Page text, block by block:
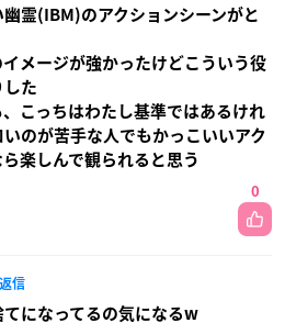
霊(IBM)のアクションシーンがと
イメージが強かったけどこういう役
した
こっちはわたし基準ではあるけれ
のが苦手な人でもかっこいいアク
楽しんで観られると思う
0
返信
になってるの気になるw